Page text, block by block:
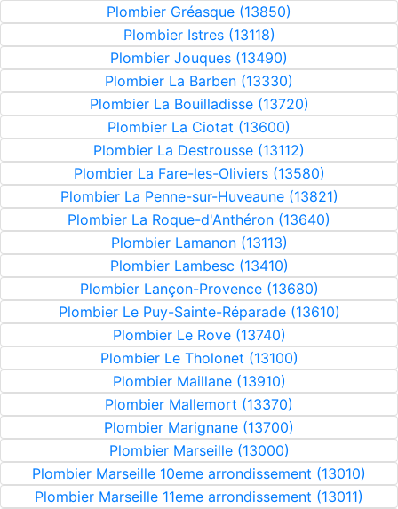
Plombier Gréasque (13850)
Plombier Istres (13118)
Plombier Jouques (13490)
Plombier La Barben (13330)
Plombier La Bouilladisse (13720)
Plombier La Ciotat (13600)
Plombier La Destrousse (13112)
Plombier La Fare-les-Oliviers (13580)
Plombier La Penne-sur-Huveaune (13821)
Plombier La Roque-d'Anthéron (13640)
Plombier Lamanon (13113)
Plombier Lambesc (13410)
Plombier Lançon-Provence (13680)
Plombier Le Puy-Sainte-Réparade (13610)
Plombier Le Rove (13740)
Plombier Le Tholonet (13100)
Plombier Maillane (13910)
Plombier Mallemort (13370)
Plombier Marignane (13700)
Plombier Marseille (13000)
Plombier Marseille 10eme arrondissement (13010)
Plombier Marseille 11eme arrondissement (13011)